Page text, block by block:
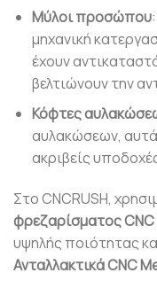
Μύλοι προσώπου
μηχανική
έχουν
βελτιώνουν την
Κόφτες
αυλακώσεων,
ακριβείς
Στο CNCRUSH,
φρεζαρίσματος CNC
υψηλής ποιότητας
Ανταλλακτικά CNC